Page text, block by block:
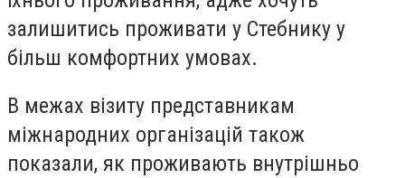
залишитись проживати у Стебнику у
більш комфортних умовах.
В межах візиту представникам
міжнародних організацій також
показали, як проживають внутрішньо